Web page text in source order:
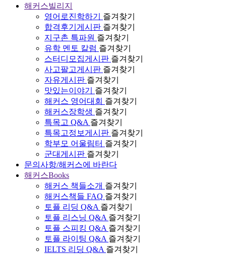
해커스빌리지
영어로진학하기
즐겨찾기
합격후기게시판 즐겨찾기
지구촌 특파원 즐겨찾기
유학 멘토 칼럼 즐겨찾기
스터디모집게시판 즐겨찾기
사고팔고게시판 즐겨찾기
자유게시판 즐겨찾기
맛있는이야기
즐겨찾기
해커스 영어대회 즐겨찾기
해커스장학생 즐겨찾기
특목고 Q&A 즐겨찾기
특목고정보게시판 즐겨찾기
학부모 어울림터 즐겨찾기
군대게시판 즐겨찾기
문의사항/해커스에 바란다
해커스Books
해커스 책들소개 즐겨찾기
해커스책들 FAQ 즐겨찾기
토플 리딩 Q&A 즐겨찾기
토플 리스닝 Q&A 즐겨찾기
토플 스피킹 Q&A 즐겨찾기
토플 라이팅 Q&A 즐겨찾기
IELTS 리딩 Q&A 즐겨찾기